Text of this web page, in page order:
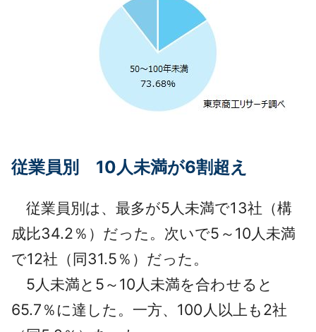
従業員別 10人未満が6割超え
従業員別は、最多が5人未満で13社（構
成比34.2％）だった。次いで5～10人未満
で12社（同31.5％）だった。
5人未満と5～10人未満を合わせると
65.7％に達した。一方、100人以上も2社